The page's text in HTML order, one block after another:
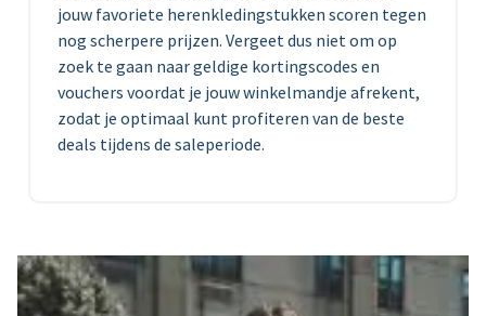
jouw favoriete herenkledingstukken scoren tegen
nog scherpere prijzen. Vergeet dus niet om op
zoek te gaan naar geldige kortingscodes en
vouchers voordat je jouw winkelmandje afrekent,
zodat je optimaal kunt profiteren van de beste
deals tijdens de saleperiode.